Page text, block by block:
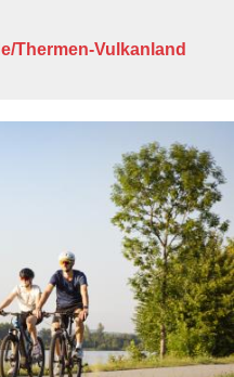
Thermen-Vulkanland